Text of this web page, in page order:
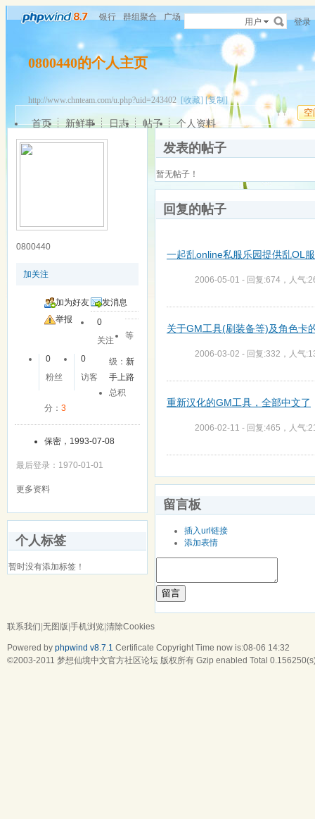
银行 群组聚合 广场 用户 登录
0800440的个人主页
http://www.chnteam.com/u.php?uid=243402 [收藏] [复制]
空
首页 新鲜事 日志 帖子 个人资料
0800440
加关注
加为好友
发消息
举报
0
关注
0
粉丝
0
访客
等
级：新
手上路
总积
分： 3
保密，1993-07-08
最后登录：1970-01-01
更多资料
个人标签
暂时没有添加标签！
发表的帖子
暂无帖子！
回复的帖子
一起乱online私服乐园提供乱OL
2006-05-01 - 回复:674，人气
关于GM工具(刷装备等)及角色卡
2006-03-02 - 回复:332，人气
重新汉化的GM工具，全部中文了
2006-02-11 - 回复:465，人气
留言板
插入url链接
添加表情
留言
联系我们|无图版|手机浏览|清除Cookies
Powered by phpwind v8.7.1 Certificate Copyright Time now is:08-06 14:32
©2003-2011 梦想仙境中文官方社区论坛 版权所有 Gzip enabled Total